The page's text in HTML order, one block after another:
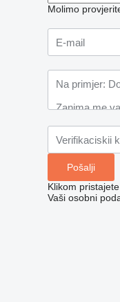
Molimo
Klikom
Vaši osobni